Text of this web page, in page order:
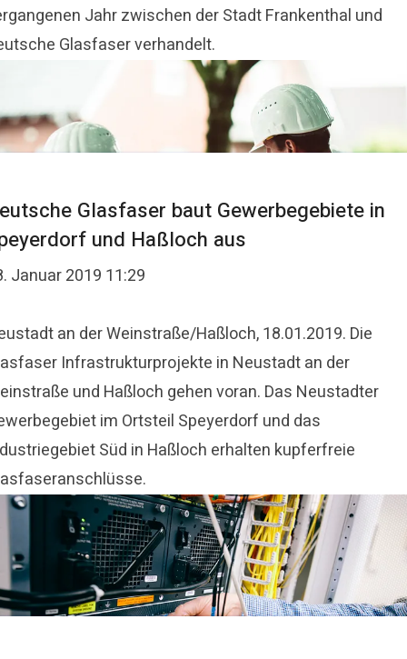
Jahr zwischen der Stadt Frankenthal und
Glasfaser verhandelt.
Glasfaser baut Gewerbegebiete in
und Haßloch aus
Januar 2019 11:29
an der Weinstraße/Haßloch, 18.01.2019. Die
Infrastrukturprojekte in Neustadt an der
und Haßloch gehen voran. Das Neustadter
im Ortsteil Speyerdorf und das
Süd in Haßloch erhalten kupferfreie